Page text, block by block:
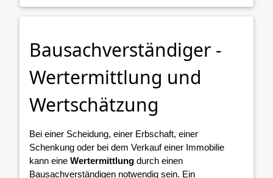
Bausachverständiger -
Wertermittlung und
Wertschätzung
Bei einer Scheidung, einer Erbschaft, einer
Schenkung oder bei dem Verkauf einer Immobilie
kann eine Wertermittlung durch einen
Bausachverständigen notwendig sein. Ein